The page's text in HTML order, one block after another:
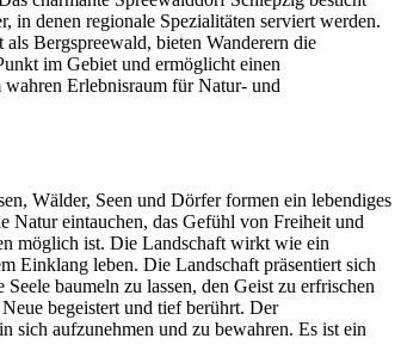
in denen regionale Spezialitäten serviert werden.
Bergspreewald, bieten Wanderern die
im Gebiet und ermöglicht einen
wahren Erlebnisraum für Natur- und
Wälder, Seen und Dörfer formen ein lebendiges
Natur eintauchen, das Gefühl von Freiheit und
möglich ist. Die Landschaft wirkt wie ein
Einklang leben. Die Landschaft präsentiert sich
baumeln zu lassen, den Geist zu erfrischen
begeistert und tief berührt. Der
sich aufzunehmen und zu bewahren. Es ist ein